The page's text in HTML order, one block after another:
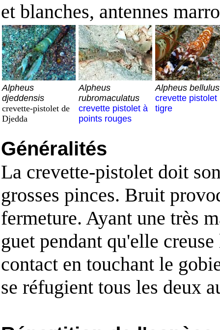
et blanches, antennes
Alpheus
djeddensis
crevette-pistolet de
Djedda
Alpheus
rubromaculatus
crevette pistolet à
points rouges
Alpheus bellulus
crevette pistolet
tigre
Généralités
La crevette-pistolet doit
grosses pinces. Bruit
fermeture. Ayant une très
guet pendant qu'elle
contact en touchant le
se réfugient tous les deux